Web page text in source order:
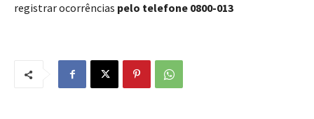
registrar ocorrências pelo telefone 0800-013